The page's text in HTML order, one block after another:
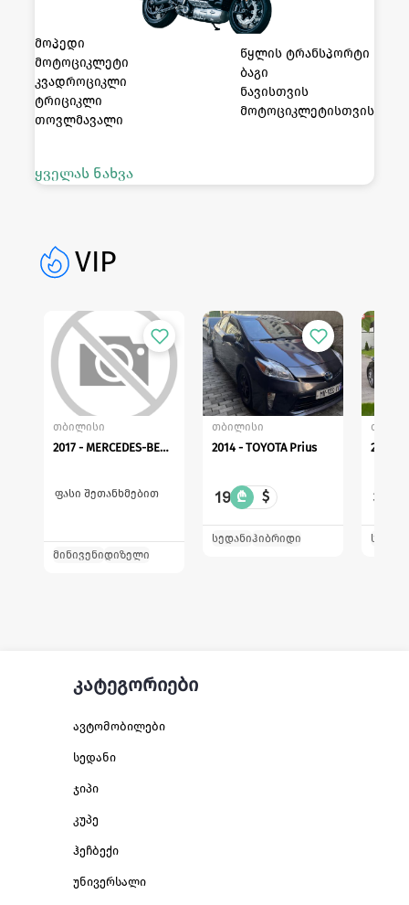
მოპედი
მოტოციკლეტი
კვადროციკლი
ტრიციკლი
თოვლმავალი
წყლის ტრანსპორტი
ბაგი
ნავისთვის
მოტოციკლეტისთვის
ყველას ნახვა
VIP
თბილისი
2017 - MERCEDES-BENZ Vito
ფასი შეთანხმებით
მინივენიდიზელი
თბილისი
2014 - TOYOTA Prius
19 ₾ $
სედანიჰიბრიდი
2017 -
31
კატეგორიები
ავტომობილები
სედანი
ჯიპი
კუპე
ჰეჩბექი
უნივერსალი